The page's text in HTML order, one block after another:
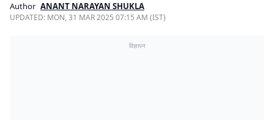
Author ANANT NARAYAN SHUKLA
UPDATED: MON, 31 MAR 2025 07:15 AM (IST)
विज्ञापन